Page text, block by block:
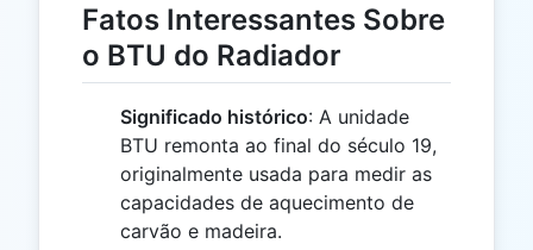
Fatos Interessantes Sobre
o BTU do Radiador
Significado histórico: A unidade
BTU remonta ao final do século 19,
originalmente usada para medir as
capacidades de aquecimento de
carvão e madeira.